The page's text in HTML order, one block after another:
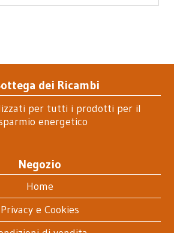
dei Ricambi
per tutti i prodotti per il
energetico
Negozio
Home
Privacy e Cookies